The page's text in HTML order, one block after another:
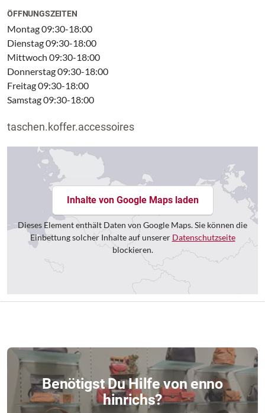
Maße: 42/13/27
Material: Genarbte Rinderleder
Herstellerartikelnummer: 4140007840
ÖFFNUNGSZEITEN
Montag 09:30-18:00
Dienstag 09:30-18:00
Mittwoch 09:30-18:00
Donnerstag 09:30-18:00
Freitag 09:30-18:00
Samstag 09:30-18:00
taschen.koffer.accessoires
Inhalte von Google Maps laden
Dieses Element enthält Daten von Google Maps. Sie können die
Einbettung solcher Inhalte auf unserer Datenschutzseite
blockieren.
Benötigst Du Hilfe von enno
hinrichs?